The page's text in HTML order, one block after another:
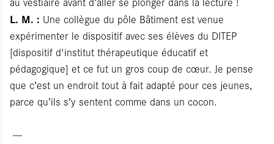
L. M. : Une collègue du pôle Bâtiment est venue
expérimenter le dispositif avec ses élèves du DITEP
[dispositif d'institut thérapeutique éducatif et
pédagogique] et ce fut un gros coup de cœur. Je pense
que c’est un endroit tout à fait adapté pour ces jeunes,
parce qu’ils s’y sentent comme dans un cocon.
---